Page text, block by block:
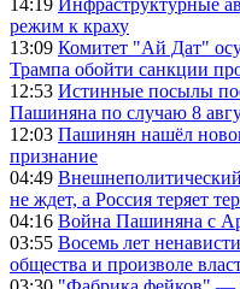
режим к краху
13:09 Комитет "Ай Дат"
Трампа обойти санкции
12:53 Истинные посылы
Пашиняна по случаю 8
12:03 Пашинян нашёл
признание
04:49
не ждет, а Россия теряет
04:16 Война Пашиняна с
03:55 Восемь лет
общества и произволе